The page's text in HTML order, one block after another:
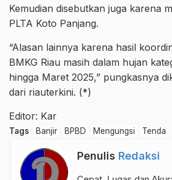
Kemudian disebutkan juga karena
PLTA Koto Panjang.
“Alasan lainnya karena hasil
BMKG Riau masih dalam hujan
hingga Maret 2025,” pungkasnya
dari riauterkini. (*)
Editor: Kar
Tags Banjir BPBD Mengungsi Tenda
Penulis Redaksi